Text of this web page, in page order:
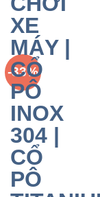
-33%